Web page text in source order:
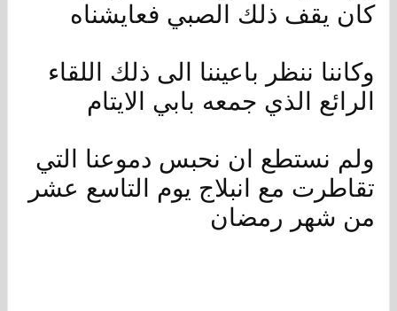
كان يقف ذلك الصبي فعايشناه
وكاننا ننظر باعيننا الى ذلك اللقاء
الرائع الذي جمعه بابي الايتام
ولم نستطع ان نحبس دموعنا التي
تقاطرت مع انبلاج يوم التاسع عشر
من شهر رمضان